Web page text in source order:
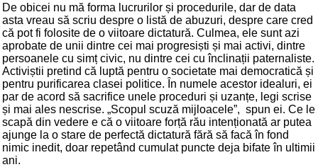
De obicei nu mă forma lucrurilor și procedurile, dar de data
asta vreau să scriu despre o listă de abuzuri, despre care cred
că pot fi folosite de o viitoare dictatură. Culmea, ele sunt azi
aprobate de unii dintre cei mai progresiști și mai activi, dintre
persoanele cu simț civic, nu dintre cei cu înclinații paternaliste.
Activiștii pretind că luptă pentru o societate mai democratică și
pentru purificarea clasei politice. În numele acestor idealuri, ei
par de acord să sacrifice unele proceduri și uzanțe, legi scrise
și mai ales nescrise. „Scopul scuză mijloacele”, spun ei. Ce le
scapă din vedere e că o viitoare forță rău intenționată ar putea
ajunge la o stare de perfectă dictatură fără să facă în fond
nimic inedit, doar repetând cumulat puncte deja bifate în ultimii
ani.